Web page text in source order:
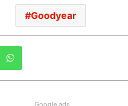
Goodyear
WhatsApp
Google ads